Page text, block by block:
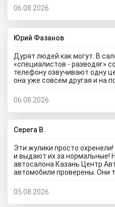
почти не ездила! Я ушел из
расклад не подходит. Битое
намного дешевле, чем тут...
потерянном времени
если бы я почитал отзывы об
82В.
06.08.2026
Юрий Фазанов
Дурят людей как могут. В
«специалистов - разводяг»
телефону озвучивают одну
она уже совсем другая и на
соответственно цена на
сумму. По телефону
подарок, а потом на ваше
жизни не обязательно, если
для жизни. Автомобиль типо
привезут его. Какой будет
автосалоне Авиатор были
пробегом и рядом
и деньги. Будьте
равно влетит как не крути...
06.08.2026
Серега В.
Эти жулики просто
и выдают их за нормальные!
автосалона Казань Центр
автомобили проверены. Они
тоже осматривал такой
Оказалось, что у машины
по всей морде! А всё
05.08.2026